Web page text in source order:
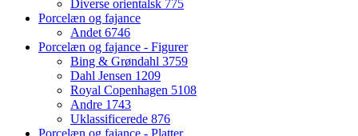
Diverse orientalsk 775
Porcelæn og fajance
Andet 6746
Porcelæn og fajance - Figurer
Bing & Grøndahl 3759
Dahl Jensen 1209
Royal Copenhagen 5108
Andre 1743
Uklassificerede 876
Porcelæn og fajance - Platter